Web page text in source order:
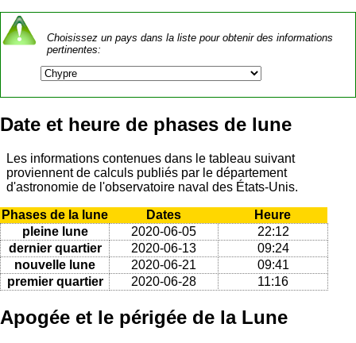
Choisissez un pays dans la liste pour obtenir des informations
pertinentes:
Date et heure de phases de lune
Les informations contenues dans le tableau suivant
proviennent de calculs publiés par le département
d'astronomie de l'observatoire naval des États-Unis.
Phases de la lune Dates
Heure
pleine lune
2020-06-05
22:12
dernier quartier
2020-06-13
09:24
nouvelle lune
2020-06-21
09:41
premier quartier
2020-06-28 11:16
Apogée et le périgée de la Lune